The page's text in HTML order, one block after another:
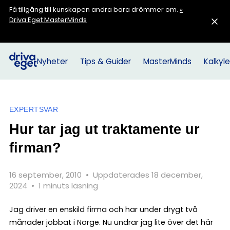
Få tillgång till kunskapen andra bara drömmer om. »
Driva Eget MasterMinds
Nyheter Tips & Guider MasterMinds
EXPERTSVAR
Hur tar jag ut traktamente ur
firman?
16 september, 2010 • Uppdaterades 18 december,
2024 • 1 minuts läsning
Jag driver en enskild firma och har under drygt två
månader jobbat i Norge. Nu undrar jag lite över det här